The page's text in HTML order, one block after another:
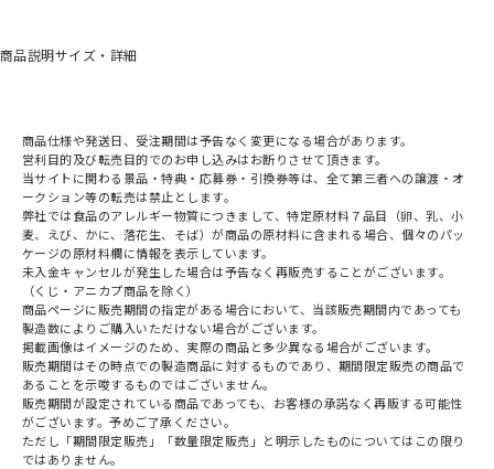
商品説明サイズ・詳細
商品仕様や発送日、受注期間は予告なく変更になる場合があります。
営利目的及び転売目的でのお申し込みはお断りさせて頂きます。
当サイトに関わる景品・特典・応募券・引換券等は、全て第三者への譲渡・オ
ークション等の転売は禁止とします。
弊社では食品のアレルギー物質につきまして、特定原材料７品目（卵、乳、小
麦、えび、かに、落花生、そば）が商品の原材料に含まれる場合、個々のパッ
ケージの原材料欄に情報を表示しています。
未入金キャンセルが発生した場合は予告なく再販売することがございます。
（くじ・アニカプ商品を除く）
商品ページに販売期間の指定がある場合において、当該販売期間内であっても
製造数によりご購入いただけない場合がございます。
掲載画像はイメージのため、実際の商品と多少異なる場合がございます。
販売期間はその時点での製造商品に対するものであり、期間限定販売の商品で
あることを示唆するものではございません。
販売期間が設定されている商品であっても、お客様の承諾なく再販する可能性
がございます。予めご了承ください。
ただし「期間限定販売」「数量限定販売」と明示したものについてはこの限り
ではありません。